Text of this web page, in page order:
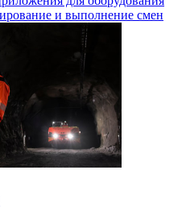
и выполнение смен